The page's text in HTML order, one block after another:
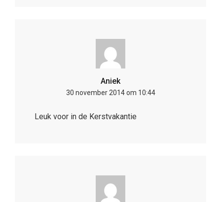
Aniek
30 november 2014 om 10:44
Leuk voor in de Kerstvakantie